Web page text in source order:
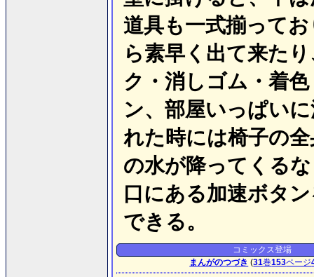
道具も一式揃って
ら素早く出て来た
ク・消しゴム・着
ン、部屋いっぱい
れた時には椅子の
の水が降ってくる
口にある加速ボタ
できる。
コミックス登場
まんがのつづき (31巻153ページ